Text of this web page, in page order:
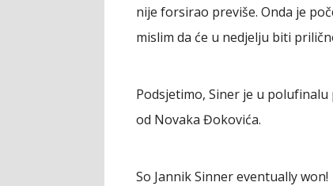
nije forsirao previše. Onda je
mislim da će u nedjelju biti
Podsjetimo, Siner je u
od Novaka Đokovića.
So Jannik Sinner eventually won!